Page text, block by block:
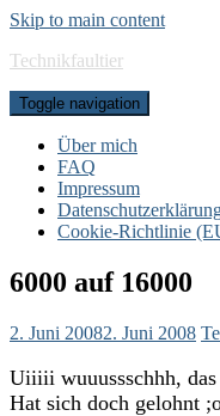
Skip to main content
Technikfaultier
Toggle navigation
Über mich
FAQ
Impressum
Cookie-Richtlinie
6000 auf 16000
2. Juni 20082. Juni 2008
Uiiiii wuuussschhh,
Hat sich doch gelohnt